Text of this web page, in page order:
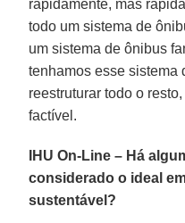
rapidamente, mas
todo um sistema de
um sistema de ônibus
tenhamos esse sistema
reestruturar todo o
factível.
IHU On-Line – Há
considerado o ideal
sustentável?